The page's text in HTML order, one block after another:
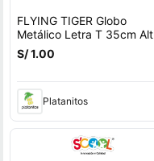
FLYING TIGER Globo
Metálico Letra T 35cm Alt
P/Cumple 3014370
S/ 1.00
Platanitos